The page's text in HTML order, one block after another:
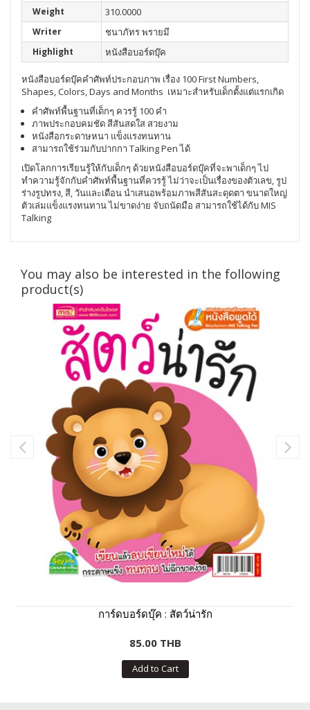
Weight 310.0000
Writer ชนาภัทร พรายมี
Highlight หนังสือบอร์ดบุ๊ค
หนังสือบอร์ดบุ๊คคำศัพท์ประกอบภาพ เรื่อง 100 First Numbers,
Shapes, Colors, Days and Months เหมาะสำหรับเด็กตั้งแต่แรกเกิด
คำศัพท์พื้นฐานที่เด็กๆ ควรรู้ 100 คำ
ภาพประกอบคมชัด สีสันสดใส สวยงาม
หนังสือกระดาษหนา แข็งแรงทนทาน
สามารถใช้ร่วมกับปากกา Talking Pen ได้
เปิดโลกการเรียนรู้ให้กับเด็กๆ ด้วยหนังสือบอร์ดบุ๊คที่จะพาเด็กๆ ไป
ทำความรู้จักกับคำศัพท์พื้นฐานที่ควรรู้ ไม่ว่าจะเป็นเรื่องของตัวเลข, รูป
ร่างรูปทรง, สี, วันและเดือน นำเสนอพร้อมภาพสีสันสะดุดตา ขนาดใหญ่
ตัวเล่มแข็งแรงทนทาน ไม่ขาดง่าย จับถนัดมือ สามารถใช้ได้กับ MIS
Talking
You may also be interested in the following
product(s)
การ์ดบอร์ดบุ๊ค : สัตว์น่ารัก
85.00 THB
Add to Cart